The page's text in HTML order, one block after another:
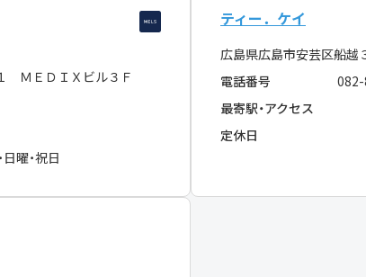
ＭＥＤＩＸビル３Ｆ
曜・祝日
ティー．ケイ
広島県広島市安芸区船越
電話番号
最寄駅・アクセス
定休日